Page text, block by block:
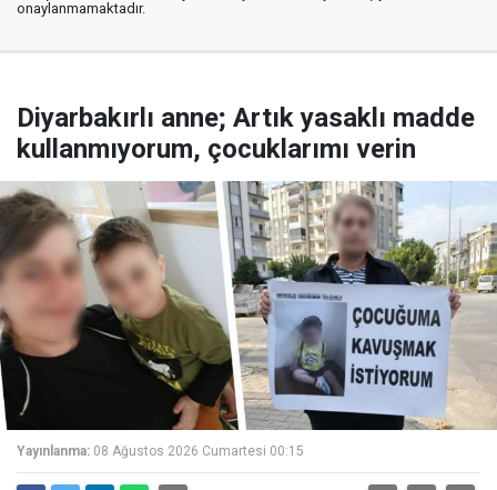
onaylanmamaktadır.
Diyarbakırlı anne; Artık yasaklı madde
kullanmıyorum, çocuklarımı verin
Yayınlanma: 08 Ağustos 2026 Cumartesi 00:15